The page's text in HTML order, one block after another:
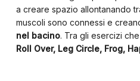
a creare spazio allontanando
muscoli sono connessi e
nel bacino. Tra gli esercizi
Roll Over, Leg Circle, Frog,